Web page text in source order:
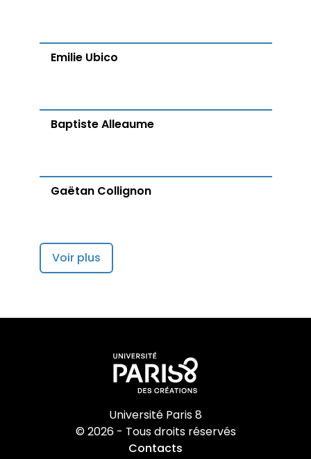
Emilie Ubico
Baptiste Alleaume
Gaëtan Collignon
Voir plus
Université Paris 8
© 2026 - Tous droits réservés
Contacts